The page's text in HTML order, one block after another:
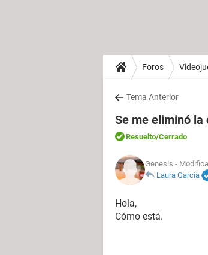
Foros
Tema Anterior
Se me eliminó la
Resuelto/Cerrado
Genesis -
Laura García
Hola,
Cómo está.